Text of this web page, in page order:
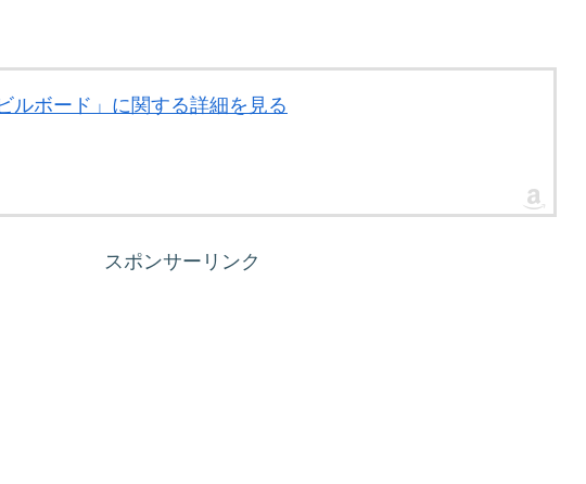
ルボード」に関する詳細を見る
スポンサーリンク